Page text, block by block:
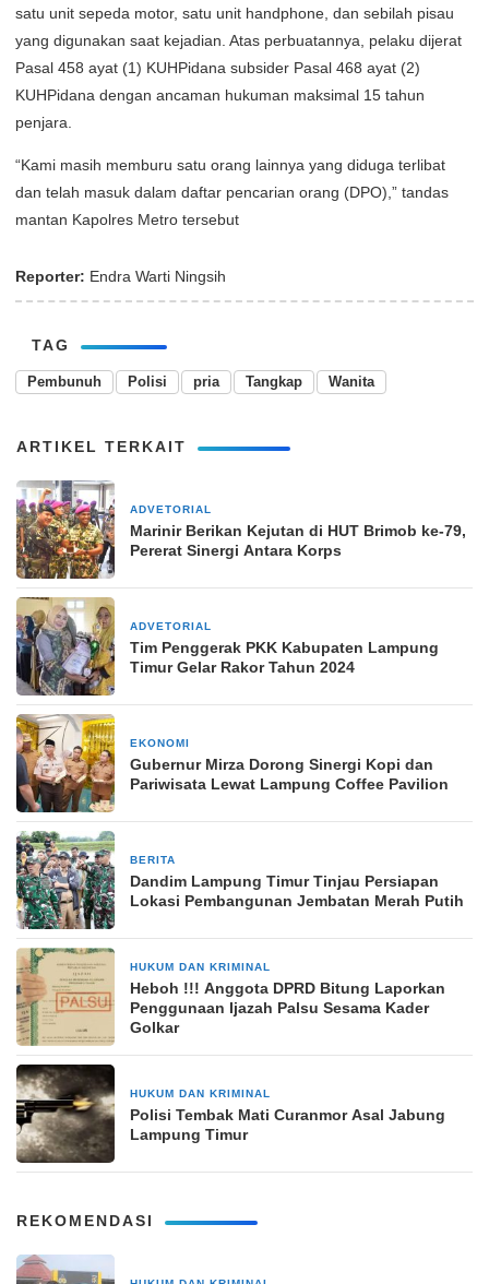
satu unit sepeda motor, satu unit handphone, dan sebilah pisau
yang digunakan saat kejadian. Atas perbuatannya, pelaku dijerat
Pasal 458 ayat (1) KUHPidana subsider Pasal 468 ayat (2)
KUHPidana dengan ancaman hukuman maksimal 15 tahun
penjara.
“Kami masih memburu satu orang lainnya yang diduga terlibat
dan telah masuk dalam daftar pencarian orang (DPO),” tandas
mantan Kapolres Metro tersebut
Reporter: Endra Warti Ningsih
TAG
Pembunuh Polisi pria Tangkap Wanita
ARTIKEL TERKAIT
ADVETORIAL
Marinir Berikan Kejutan di HUT Brimob ke-79,
Pererat Sinergi Antara Korps
ADVETORIAL
Tim Penggerak PKK Kabupaten Lampung
Timur Gelar Rakor Tahun 2024
EKONOMI
Gubernur Mirza Dorong Sinergi Kopi dan
Pariwisata Lewat Lampung Coffee Pavilion
BERITA
Dandim Lampung Timur Tinjau Persiapan
Lokasi Pembangunan Jembatan Merah Putih
HUKUM DAN KRIMINAL
Heboh !!! Anggota DPRD Bitung Laporkan
Penggunaan Ijazah Palsu Sesama Kader
Golkar
HUKUM DAN KRIMINAL
Polisi Tembak Mati Curanmor Asal Jabung
Lampung Timur
REKOMENDASI